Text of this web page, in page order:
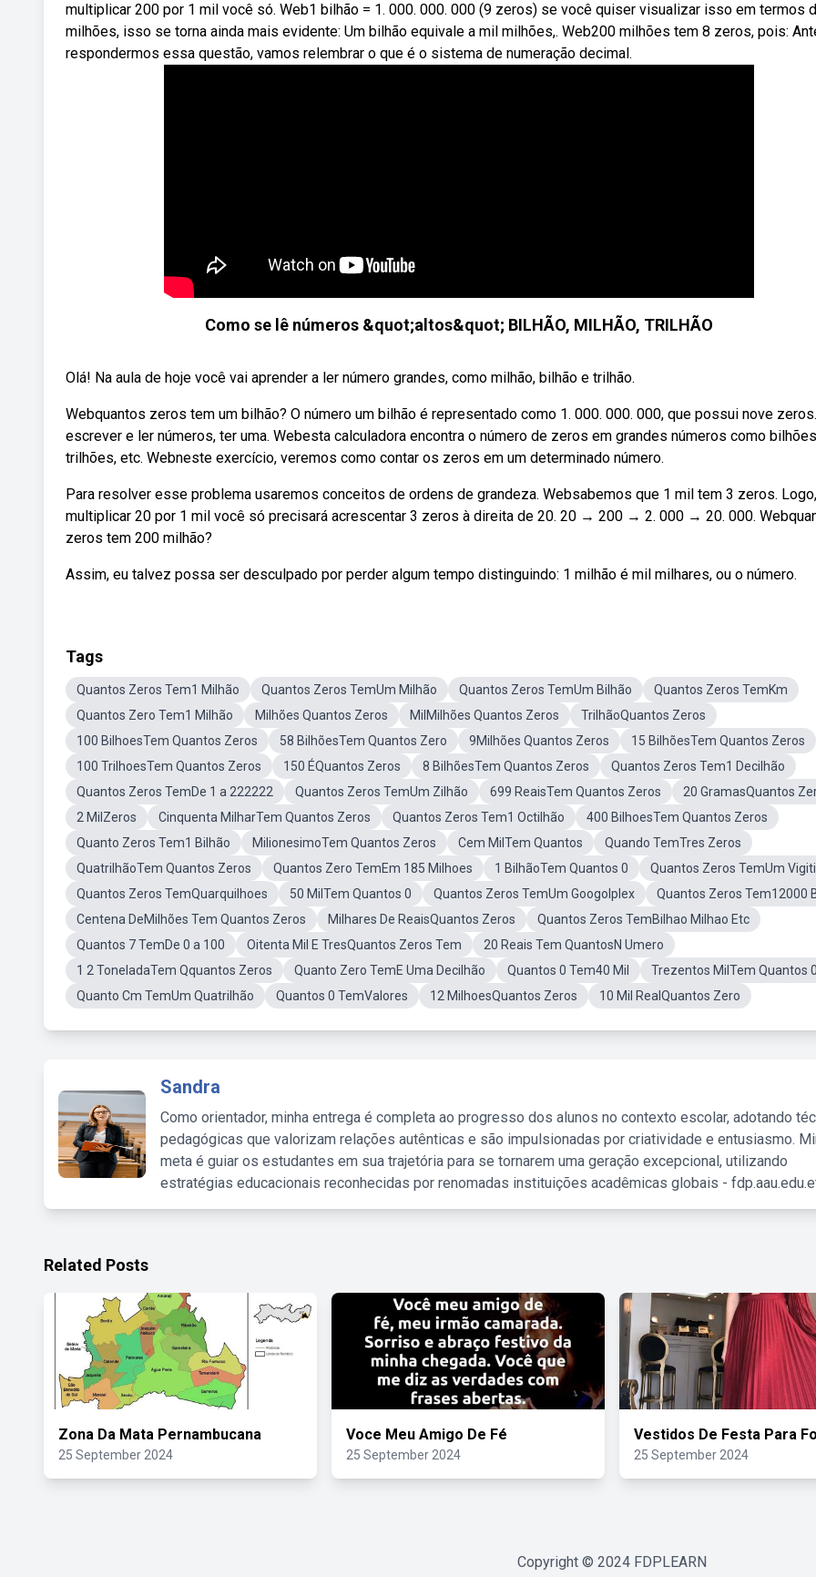
multiplicar 200 por 1 mil você só. Web1 bilhão = 1. 000. 000. 000 (9 zeros) se você quiser visualizar isso em termos
milhões, isso se torna ainda mais evidente: Um bilhão equivale a mil milhões,. Web200 milhões tem 8 zeros, pois:
respondermos essa questão, vamos relembrar o que é o sistema de numeração decimal.
Como se lê números &quot;altos&quot; BILHÃO, MILHÃO, TRILHÃO
Olá! Na aula de hoje você vai aprender a ler número grandes, como milhão, bilhão e trilhão.
Webquantos zeros tem um bilhão? O número um bilhão é representado como 1. 000. 000. 000, que possui nove
escrever e ler números, ter uma. Webesta calculadora encontra o número de zeros em grandes números como
trilhões, etc. Webneste exercício, veremos como contar os zeros em um determinado número.
Para resolver esse problema usaremos conceitos de ordens de grandeza. Websabemos que 1 mil tem 3 zeros.
multiplicar 20 por 1 mil você só precisará acrescentar 3 zeros à direita de 20. 20 → 200 → 2. 000 → 20. 000.
zeros tem 200 milhão?
Assim, eu talvez possa ser desculpado por perder algum tempo distinguindo: 1 milhão é mil milhares, ou o número.
Tags
Quantos Zeros Tem1 Milhão Quantos Zeros TemUm Milhão Quantos Zeros TemUm Bilhão
Quantos Zeros TemKm
Quantos Zero Tem1 Milhão
Milhões Quantos Zeros MilMilhões Quantos Zeros
TrilhãoQuantos Zeros
100 BilhoesTem Quantos Zeros
58 BilhõesTem Quantos Zero 9Milhões Quantos Zeros
15 BilhõesTem Quantos Zeros
100 TrilhoesTem Quantos Zeros
150 ÉQuantos Zeros 8 BilhõesTem Quantos Zeros
Quantos Zeros Tem1 Decilhão
Quantos Zeros TemDe 1 a 222222
Quantos Zeros TemUm Zilhão 699 ReaisTem Quantos Zeros
20 GramasQuantos
2 MilZeros
Cinquenta MilharTem Quantos Zeros Quantos Zeros Tem1 Octilhão
400 BilhoesTem Quantos Zeros
Quanto Zeros Tem1 Bilhão
MilionesimoTem Quantos Zeros Cem MilTem Quantos
Quando TemTres Zeros
QuatrilhãoTem Quantos Zeros
Quantos Zero TemEm 185 Milhoes 1 BilhãoTem Quantos 0
Quantos Zeros TemUm
Quantos Zeros TemQuarquilhoes
50 MilTem Quantos 0 Quantos Zeros TemUm Googolplex
Quantos Zeros Tem12000
Centena DeMilhões Tem Quantos Zeros
Milhares De ReaisQuantos Zeros
Quantos Zeros TemBilhao Milhao Etc
Quantos 7 TemDe 0 a 100
Oitenta Mil E TresQuantos Zeros Tem
20 Reais Tem QuantosN Umero
1 2 ToneladaTem Qquantos Zeros
Quanto Zero TemE Uma Decilhão Quantos 0 Tem40 Mil
Trezentos MilTem Quantos 0
Quanto Cm TemUm Quatrilhão
Quantos 0 TemValores 12 MilhoesQuantos Zeros 10 Mil RealQuantos Zero
Sandra
Como orientador, minha entrega é completa ao progresso dos alunos no contexto escolar, adotando
pedagógicas que valorizam relações autênticas e são impulsionadas por criatividade e entusiasmo.
meta é guiar os estudantes em sua trajetória para se tornarem uma geração excepcional, utilizando
estratégias educacionais reconhecidas por renomadas instituições acadêmicas globais -
Related Posts
Zona Da Mata Pernambucana
25 September 2024
Voce Meu Amigo De Fé
25 September 2024
Vestidos De Festa Para
25 September 2024
Copyright © 2024 FDPLEARN